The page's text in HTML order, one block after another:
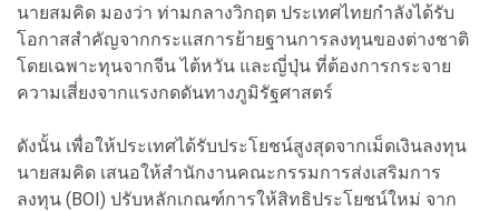
นายสมคิด มองว่า ท่ามกลางวิกฤต ประเทศไทยกำลังได้รับ
โอกาสสำคัญจากกระแสการย้ายฐานการลงทุนของต่างชาติ
โดยเฉพาะทุนจากจีน ไต้หวัน และญี่ปุ่น ที่ต้องการกระจาย
ความเสี่ยงจากแรงกดดันทางภูมิรัฐศาสตร์
ดังนั้น เพื่อให้ประเทศได้รับประโยชน์สูงสุดจากเม็ดเงินลงทุน
นายสมคิด เสนอให้สำนักงานคณะกรรมการส่งเสริมการ
ลงทุน (BOI) ปรับหลักเกณฑ์การให้สิทธิประโยชน์ใหม่ จาก